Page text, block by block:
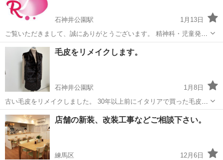
石神井公園駅
1月13日
ご覧いただきまして、誠にありがとうございます。 精神科・児童発達
特化 24時間オンコール対応有 ルージュ訪問看護ステーションと申し
ます。 本社は大泉学園で 秋津に営業所オープンしました。 【サービ
東京 練馬区 石神井公園駅 その他
毛皮をリメイクします。
石神井公園駅
1月8日
古い毛皮をリメイクしました。 30年以上前にイタリアで買った毛皮を
ロングベスト にリメイクしました。 ずいぶん着ましたが、とても重く
疲れました。 しかしリメイクしましたら軽く快適になりました。 １着
から3点仕上げたの...
東京 練馬区 石神井公園駅 その他
店舗の新装、改装工事などご相談下さい。
練馬区
12月6日